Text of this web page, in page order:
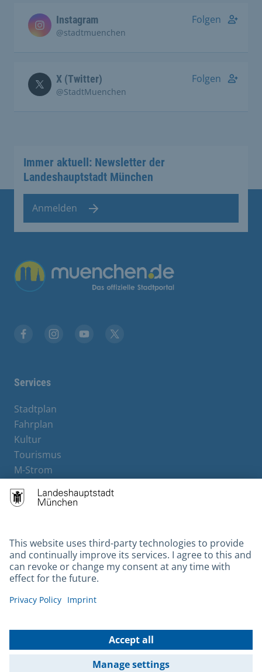
Instagram
@stadtmuenchen
Folgen
X (Twitter)
@StadtMuenchen
Folgen
Immer aktuell: Newsletter der
Landeshauptstadt München
Anmelden
Übergreifende Links
Services
Stadtplan
Fahrplan
Kultur
Tourismus
M-Strom
Hotels
Contact
Barrierefreiheit
Leichte Sprache
Gebärdensprache
Kontakt